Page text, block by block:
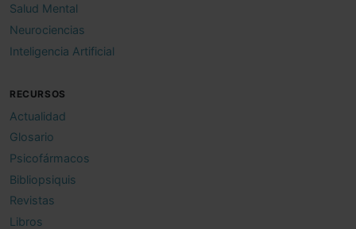
Salud Mental
Neurociencias
Inteligencia Artificial
RECURSOS
Actualidad
Glosario
Psicofármacos
Bibliopsiquis
Revistas
Libros